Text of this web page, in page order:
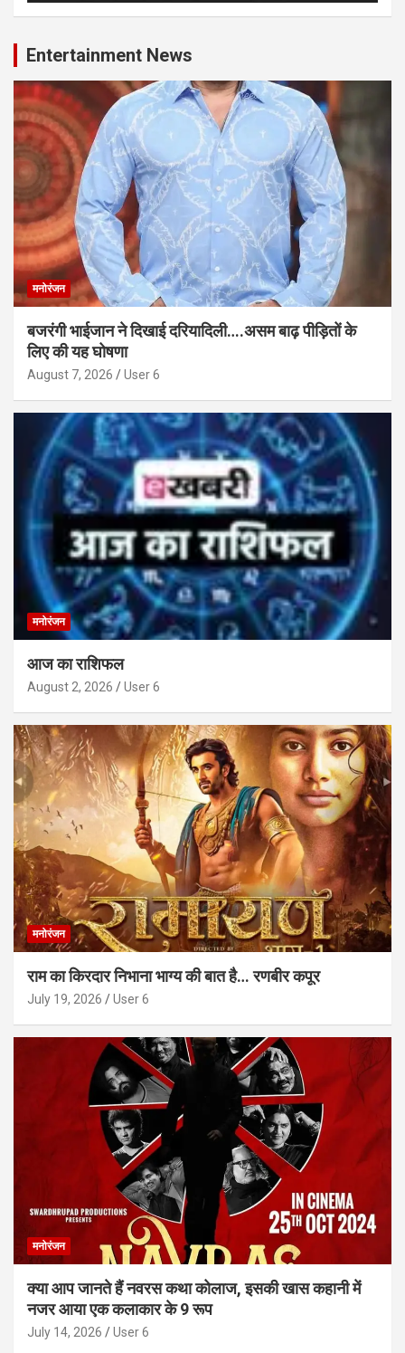
Entertainment News
मनोरंजन
बजरंगी भाईजान ने दिखाई दरियादिली….असम बाढ़ पीड़ितों के
लिए की यह घोषणा
August 7, 2026 User 6
मनोरंजन
आज का राशिफल
August 2, 2026 User 6
मनोरंजन
राम का किरदार निभाना भाग्य की बात है… रणबीर कपूर
July 19, 2026 User 6
मनोरंजन
क्या आप जानते हैं नवरस कथा कोलाज, इसकी खास कहानी में
नजर आया एक कलाकार के 9 रूप
July 14, 2026 User 6